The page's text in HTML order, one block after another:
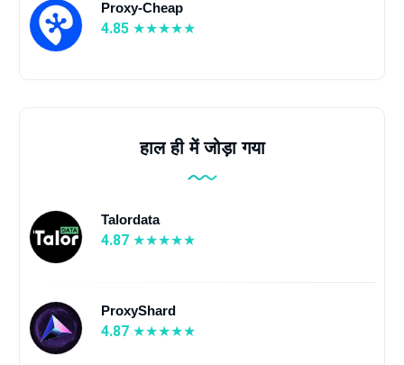
Proxy-Cheap
4.85
हाल ही में जोड़ा गया
Talordata
4.87
ProxyShard
4.87